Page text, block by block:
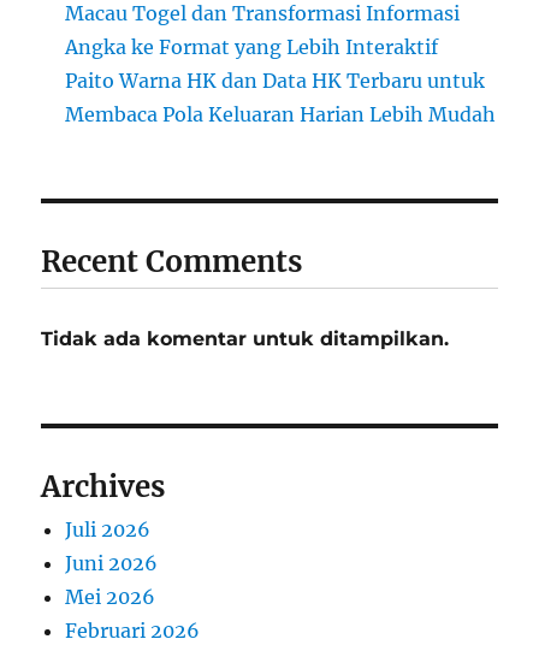
Macau Togel dan Transformasi Informasi
Angka ke Format yang Lebih Interaktif
Paito Warna HK dan Data HK Terbaru untuk
Membaca Pola Keluaran Harian Lebih Mudah
Recent Comments
Tidak ada komentar untuk ditampilkan.
Archives
Juli 2026
Juni 2026
Mei 2026
Februari 2026